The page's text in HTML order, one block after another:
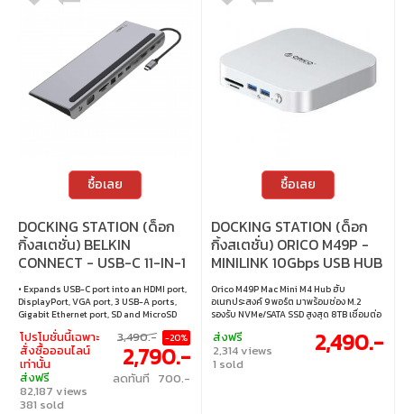
ซื้อเลย
DOCKING STATION (ด็อก
กิ้งสเตชั่น) BELKIN
CONNECT - USB-C 11-IN-1
MULTIPORT DOCK
• Expands USB-C port into an HDMI port,
DisplayPort, VGA port, 3 USB-A ports,
Gigabit Ethernet port, SD and MicroSD
card readers, 3.5mm audio port, and
USB-C PD port • Supports passthrough
charging up to 100W
โปรโมชั่นนี้เฉพาะ
สั่งซื้อออนไลน์
เท่านั้น
ส่งฟรี
82,187 views
381 sold
3,490.- -20%
2,790.-
ลดทันที 700.-
ซื้อเลย
DOCKING STATION (ด็อก
กิ้งสเตชั่น) ORICO M49P -
MINILINK 10Gbps USB HUB
Orico M49P Mac Mini M4 Hub ฮับ
อเนกประสงค์ 9 พอร์ต มาพร้อมช่อง M.2
รองรับ NVMe/SATA SSD สูงสุด 8TB เชื่อมต่อ
เสียง ใช้งานง่าย ครอบคลุมทั้งการจัดเก็บ
ข้อมูล โอนถ่ายไฟล์ และต่ออุปกรณ์เสริมได้
อย่างมีประสิทธิภาพ • ออกแบบมาเฉพาะ
ส่งฟรี
2,314 views
1 sold
2,490.-